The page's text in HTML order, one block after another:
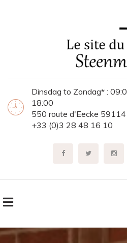
Dinsdag to Zondag* :
18:00
550 route d'Eecke
+33 (0)3 28 48 16 10